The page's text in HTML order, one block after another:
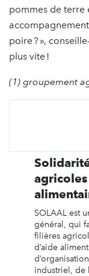
pommes de terre
poire ? »,
plus vite !
(1) groupement
SOLAAL est
général, qui
filières
d’aide
industriel, de